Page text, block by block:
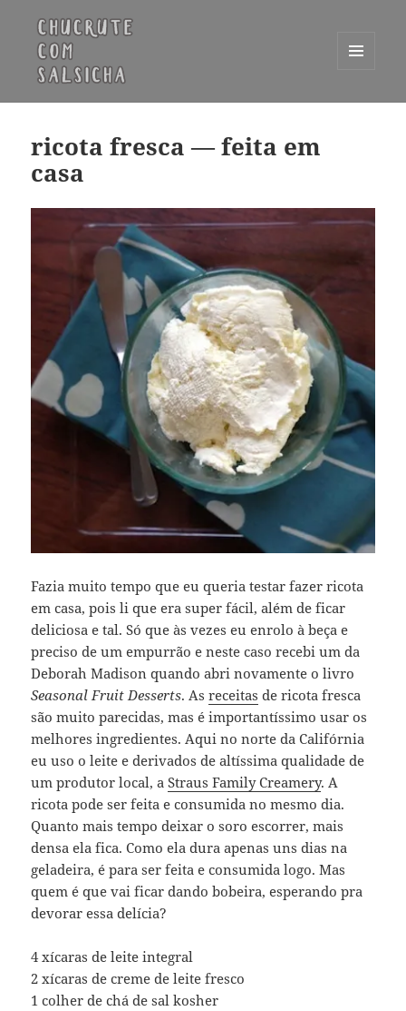
WIDGETS
ricota fresca — feita em
casa
Fazia muito tempo que eu queria testar fazer ricota
em casa, pois li que era super fácil, além de ficar
deliciosa e tal. Só que às vezes eu enrolo à beça e
preciso de um empurrão e neste caso recebi um da
Deborah Madison quando abri novamente o livro
Seasonal Fruit Desserts. Asreceitas de ricota fresca
são muito parecidas, mas é importantíssimo usar os
melhores ingredientes. Aqui no norte da Califórnia
eu uso o leite e derivados de altíssima qualidade de
um produtor local, aStraus Family Creamery. A
ricota pode ser feita e consumida no mesmo dia.
Quanto mais tempo deixar o soro escorrer, mais
densa ela fica. Como ela dura apenas uns dias na
geladeira, é para ser feita e consumida logo. Mas
quem é que vai ficar dando bobeira, esperando pra
devorar essa delícia?
4 xícaras de leite integral
2 xícaras de creme de leite fresco
1 colher de chá de sal kosher